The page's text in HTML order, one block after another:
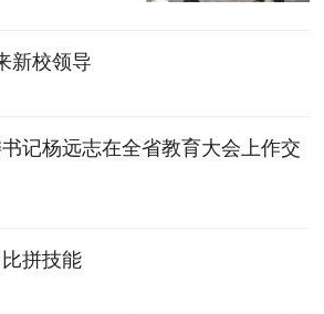
新校领导
记杨远志在全省教育大会上作交
拼技能